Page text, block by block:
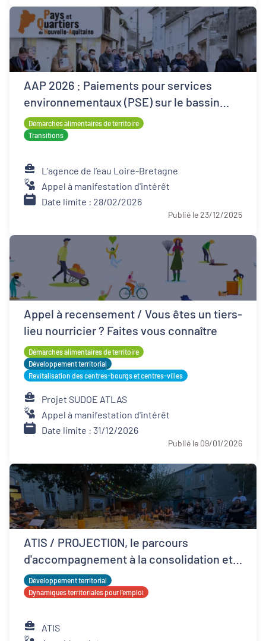
AAP 2026 : Paiements pour services
environnementaux (PSE) sur le bassin
Loire-Bretagne
Démarches alimentaires de territoire
Transitions
L’agence de l’eau Loire-Bretagne
Appel à manifestation d'intérêt
Date limite : 28/02/2026
Publié le 23/12/2025
Appel à recensement / Vous êtes un tiers-
lieu nourricier ? Faites vous connaître
Démarches alimentaires de territoire
Développement territorial
Revitalisation des centres-bourgs et centres-villes
Projet SUDOE ATLAS
Appel à manifestation d'intérêt
Date limite : 31/12/2026
Publié le 09/01/2026
ATIS / PROJECTION, le parcours
d'accompagnement à la consolidation et
développement ESS
Développement territorial
Dynamiques territoriales pour l’emploi
ATIS